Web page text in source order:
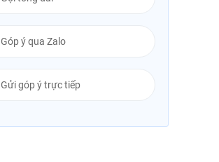
Góp ý qua Zalo
Gửi góp ý trực tiếp